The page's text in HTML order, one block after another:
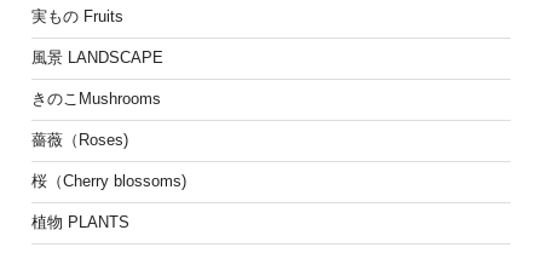
実もの Fruits
風景 LANDSCAPE
きのこMushrooms
薔薇（Roses)
桜（Cherry blossoms)
植物 PLANTS